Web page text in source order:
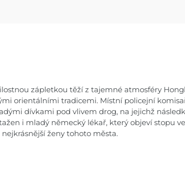
zápletkou těží z tajemné atmosféry
orientálními tradicemi. Místní policejní
dívkami pod vlivem drog, na jejichž
i mladý německý lékař, který objeví stopu
ženy tohoto města.